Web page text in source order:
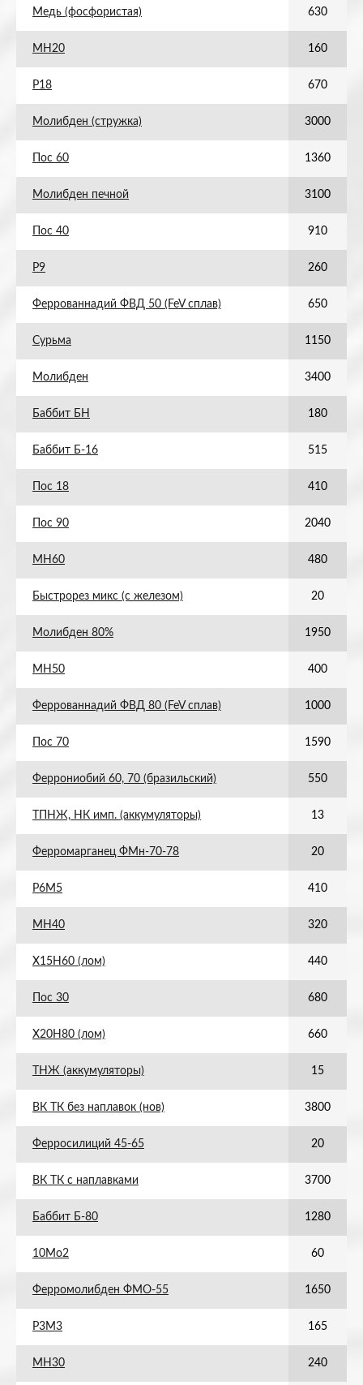
Медь (фосфористая) 630
МН20 160
Р18 670
Молибден (стружка) 3000
Пос 60 1360
Молибден печной 3100
Пос 40 910
Р9 260
Феррованнадий ФВД 50 (FeV сплав) 650
Сурьма 1150
Молибден 3400
Баббит БН 180
Баббит Б-16 515
Пос 18 410
Пос 90 2040
МН60 480
Быстрорез микс (с железом) 20
Молибден 80% 1950
МН50 400
Феррованнадий ФВД 80 (FeV сплав) 1000
Пос 70 1590
Феррониобий 60, 70 (бразильский) 550
ТПНЖ, НК имп. (аккумуляторы) 13
Ферромарганец ФМн-70-78 20
Р6М5 410
МН40 320
Х15Н60 (лом) 440
Пос 30 680
Х20Н80 (лом) 660
ТНЖ (аккумуляторы) 15
ВК ТК без наплавок (нов) 3800
Ферросилиций 45-65 20
ВК ТК с наплавками 3700
Баббит Б-80 1280
10Мо2 60
Ферромолибден ФМО-55 1650
Р3М3 165
МН30 240